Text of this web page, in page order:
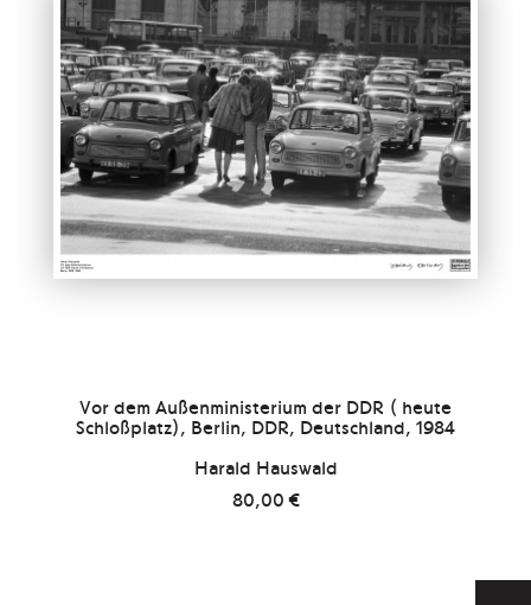
Vor dem Außenministerium der DDR ( heute
Schloßplatz), Berlin, DDR, Deutschland, 1984
Harald Hauswald
80,00€